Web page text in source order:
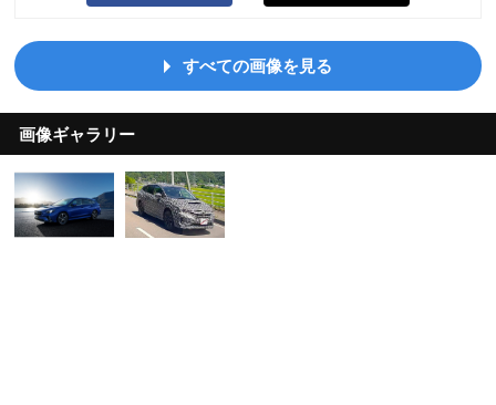
すべての画像を見る
画像ギャラリー